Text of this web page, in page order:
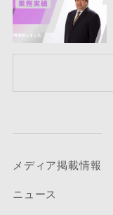
メディア掲載情報
ニュース